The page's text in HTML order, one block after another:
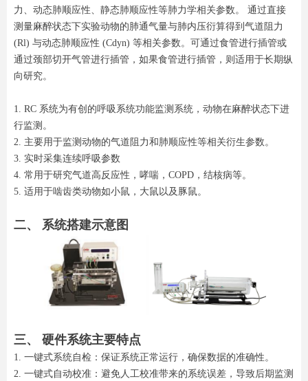
力、动态肺顺应性、静态肺顺应性等肺力学相关参数。 通过直接
测量麻醉状态下实验动物的肺通气量与肺内压衍算得到气道阻力
(Rl) 与动态肺顺应性 (Cdyn) 等相关参数。可通过食管进行插管或
通过颈部切开气管进行插管，如果食管进行插管，则适用于长期纵
向研究。
1. RC 系统为有创的呼吸系统功能监测系统，动物在麻醉状态下进
行监测。
2. 主要用于监测动物的气道阻力和肺顺应性等相关衍生参数。
3. 实时采集连续呼吸参数
4. 常用于研究气道高反应性，哮喘，COPD，结核病等。
5. 适用于啮齿类动物如小鼠，大鼠以及豚鼠。
二、 系统搭建示意图
三、 硬件系统主要特点
1. 一键式系统自检：保证系统正常运行，确保数据的准确性。
2. 一键式自动校准：避免人工校准带来的系统误差，导致后期监测